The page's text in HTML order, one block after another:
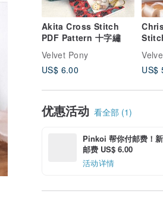
Akita Cross Stitch
PDF Pattern 十字繡
Velvet Pony
US$ 6.00
US$
优惠活动 看全部 (1)
Pinkoi 帮你付邮费！
邮费 US$ 6.00
活动详情